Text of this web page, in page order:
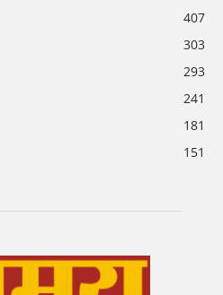
407
303
293
241
181
151